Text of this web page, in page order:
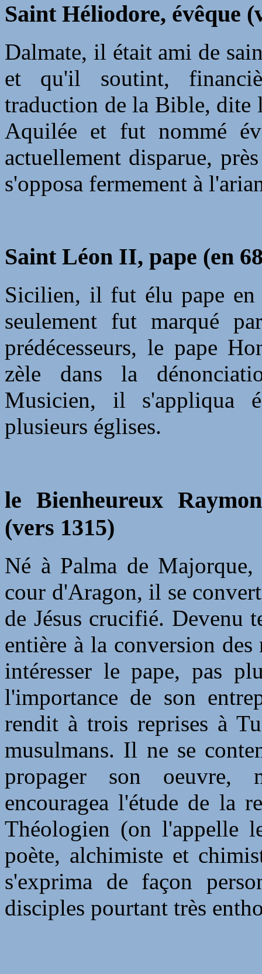
Saint Héliodore, évêque
Dalmate, il était ami de
et qu'il soutint,
traduction de la Bible, dite
Aquilée et fut nommé
actuellement disparue,
s'opposa fermement à
Saint Léon II, pape (en
Sicilien, il fut élu pape en
seulement fut marqué
prédécesseurs, le pape
zèle dans la
Musicien, il s'appliqua
plusieurs églises.
le Bienheureux
(vers 1315)
Né à Palma de
cour d'Aragon, il se
de Jésus crucifié. Devenu
entière à la conversion des
intéresser le pape, pas
l'importance de son
rendit à trois reprises à
musulmans. Il ne se
propager son oeuvre,
encouragea l'étude de la
Théologien (on l'appelle
poète, alchimiste et
s'exprima de façon
disciples pourtant très